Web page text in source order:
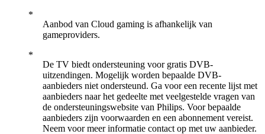
Aanbod van Cloud gaming is afhankelijk van
gameproviders.
De TV biedt ondersteuning voor gratis DVB-
uitzendingen. Mogelijk worden bepaalde DVB-
aanbieders niet ondersteund. Ga voor een recente lijst met
aanbieders naar het gedeelte met veelgestelde vragen van
de ondersteuningswebsite van Philips. Voor bepaalde
aanbieders zijn voorwaarden en een abonnement vereist.
Neem voor meer informatie contact op met uw aanbieder.